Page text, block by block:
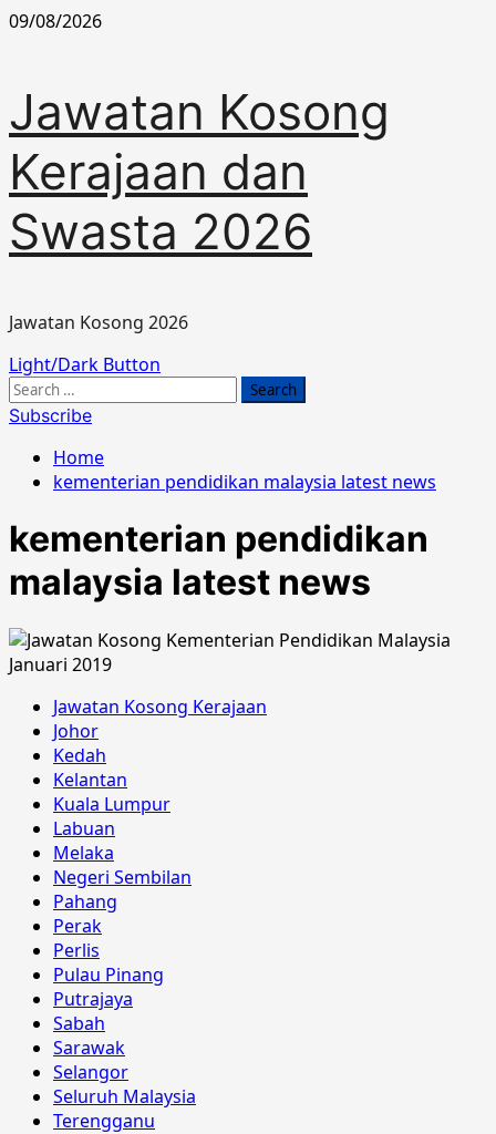
Skip
09/08/2026
Jawatan Kosong
Kerajaan dan
Swasta 2026
Jawatan Kosong 2026
Primary
Menu
Light/Dark Button
Search
for:
Subscribe
Home
kementerian pendidikan malaysia latest news
kementerian pendidikan
malaysia latest news
Jawatan Kosong Kerajaan
Johor
Kedah
Kelantan
Kuala Lumpur
Labuan
Melaka
Negeri Sembilan
Pahang
Perak
Perlis
Pulau Pinang
Putrajaya
Sabah
Sarawak
Selangor
Seluruh Malaysia
Terengganu